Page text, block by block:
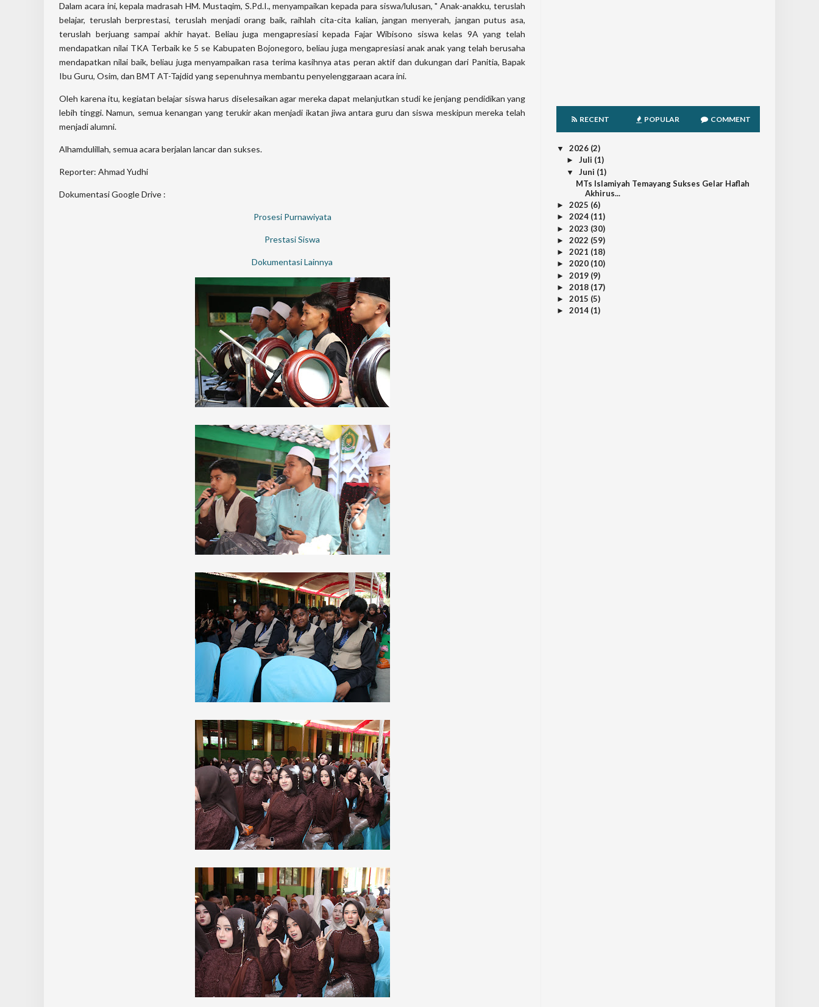
Dalam acara ini, kepala madrasah HM. Mustaqim, S.Pd.I., menyampaikan kepada para siswa/lulusan, " Anak-anakku, teruslah
belajar, teruslah berprestasi, teruslah menjadi orang baik, raihlah cita-cita kalian, jangan menyerah, jangan putus asa,
teruslah berjuang sampai akhir hayat. Beliau juga mengapresiasi kepada Fajar Wibisono siswa kelas 9A yang telah
mendapatkan nilai TKA Terbaik ke 5 se Kabupaten Bojonegoro, beliau juga mengapresiasi anak anak yang telah berusaha
mendapatkan nilai baik, beliau juga menyampaikan rasa terima kasihnya atas peran aktif dan dukungan dari Panitia, Bapak
Ibu Guru, Osim, dan BMT AT-Tajdid yang sepenuhnya membantu penyelenggaraan acara ini.
Oleh karena itu, kegiatan belajar siswa harus diselesaikan agar mereka dapat melanjutkan studi ke jenjang pendidikan yang
lebih tinggi. Namun, semua kenangan yang terukir akan menjadi ikatan jiwa antara guru dan siswa meskipun mereka telah
menjadi alumni.
Alhamdulillah, semua acara berjalan lancar dan sukses.
Reporter: Ahmad Yudhi
Dokumentasi Google Drive :
Prosesi Purnawiyata
Prestasi Siswa
Dokumentasi Lainnya
RECENT POPULAR COMMENT
▼ 2026 (2)
► Juli (1)
▼ Juni (1)
MTs Islamiyah Temayang Sukses Gelar Haflah
Akhirus...
► 2025 (6)
► 2024 (11)
► 2023 (30)
► 2022 (59)
► 2021 (18)
► 2020 (10)
► 2019 (9)
► 2018 (17)
► 2015 (5)
► 2014 (1)